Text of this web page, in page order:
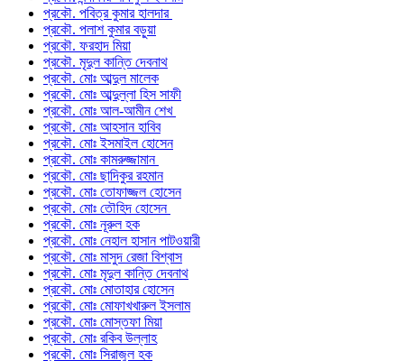
প্রকৌ. পবিত্র কুমার হালদার
প্রকৌ. পলাশ কুমার বড়ুয়া
প্রকৌ. ফরহাদ মিয়া
প্রকৌ. মৃদুল কান্তি দেবনাথ
প্রকৌ. মোঃ আব্দুল মালেক
প্রকৌ. মোঃ আব্দুল্লা হিস সাফী
প্রকৌ. মোঃ আল-আমীন শেখ
প্রকৌ. মোঃ আহসান হাবিব
প্রকৌ. মোঃ ইসমাইল হোসেন
প্রকৌ. মোঃ কামরুজ্জামান
প্রকৌ. মোঃ ছাদিকুর রহমান
প্রকৌ. মোঃ তোফাজ্জল হোসেন
প্রকৌ. মোঃ তৌহিদ হোসেন
প্রকৌ. মোঃ নূরুল হক
প্রকৌ. মোঃ নেহাল হাসান পাটওয়ারী
প্রকৌ. মোঃ মাসুদ রেজা বিশ্বাস
প্রকৌ. মোঃ মৃদুল কান্তি দেবনাথ
প্রকৌ. মোঃ মোতাহার হোসেন
প্রকৌ. মোঃ মোফাখখারুল ইসলাম
প্রকৌ. মোঃ মোস্তফা মিয়া
প্রকৌ. মোঃ রকিব উল্লাহ
প্রকৌ. মোঃ সিরাজুল হক